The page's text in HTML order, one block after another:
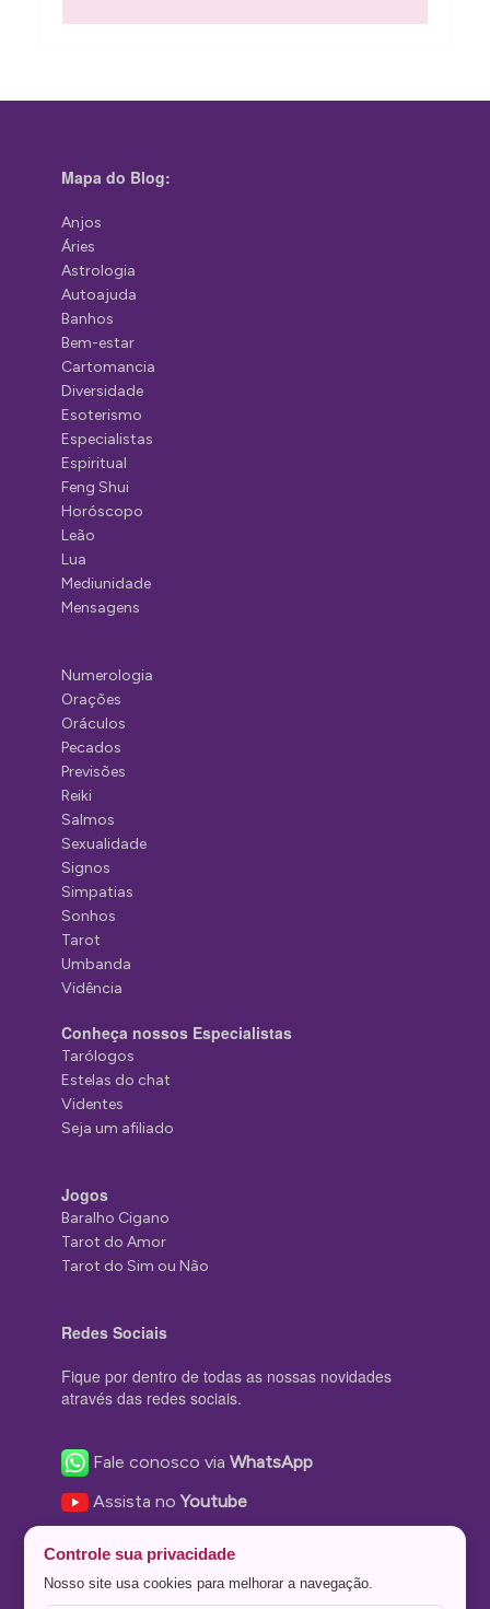
Mapa do Blog:
Anjos
Áries
Astrologia
Autoajuda
Banhos
Bem-estar
Cartomancia
Diversidade
Esoterismo
Especialistas
Espiritual
Feng Shui
Horóscopo
Leão
Lua
Mediunidade
Mensagens
Numerologia
Orações
Oráculos
Pecados
Previsões
Reiki
Salmos
Sexualidade
Signos
Simpatias
Sonhos
Tarot
Umbanda
Vidência
Conheça nossos Especialistas
Tarólogos
Estelas do chat
Videntes
Seja um afiliado
Jogos
Baralho Cigano
Tarot do Amor
Tarot do Sim ou Não
Redes Sociais
Fique por dentro de todas as nossas novidades
através das redes sociais.
Fale conosco viaWhatsApp
Assista noYoutube
Nos siga no Instagram
Controle sua privacidade
Nosso site usa cookies para melhorar a navegação.